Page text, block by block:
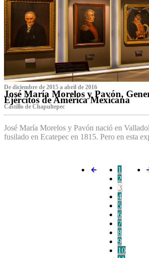
De diciembre de 2015 a abril de 2016
José María Morelos y Pavón,
Ejércitos de América Mexicana
C‌astillo de Chapultepec
José María Morelos y Pavón nació en
fusilado en Ecatepec en 1815. Pero en esta
1
2
3
4
5
6
7
8
9
10